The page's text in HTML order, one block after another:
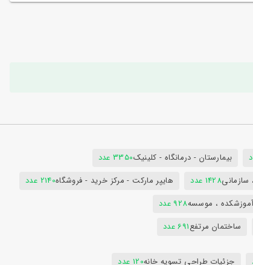
بیمارستان - درمانگاه - کلینیک3350 عدد
سازمانی1428 عدد هایپر مارکت - مرکز خرید - فروشگاه2140 عدد
آموزشکده ، موسسه928 عدد
ساختمان مرتفع691 عدد
جزئیات طراحی تسویه خانه120 عدد